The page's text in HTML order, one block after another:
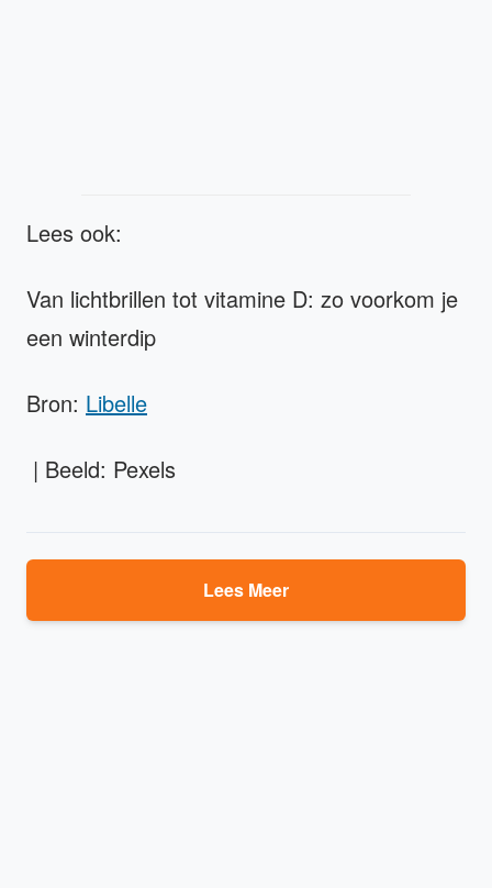
Lees ook:
Van lichtbrillen tot vitamine D: zo voorkom je
een winterdip
Bron: Libelle
| Beeld: Pexels
Lees Meer